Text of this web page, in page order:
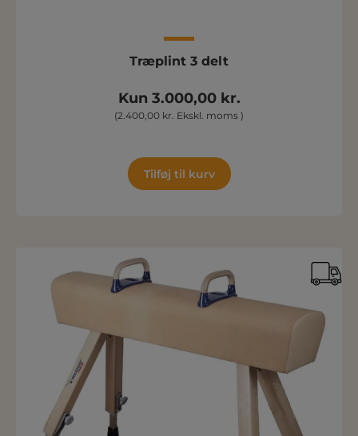
Træplint 3 delt
Kun 3.000,00 kr.
(2.400,00 kr. Ekskl. moms )
Tilføj til kurv